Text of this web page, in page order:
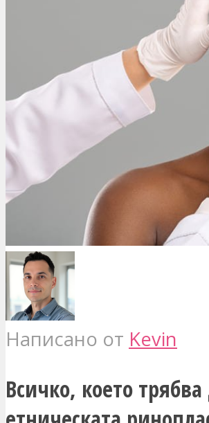
Написано от Kevin
Всичко, което